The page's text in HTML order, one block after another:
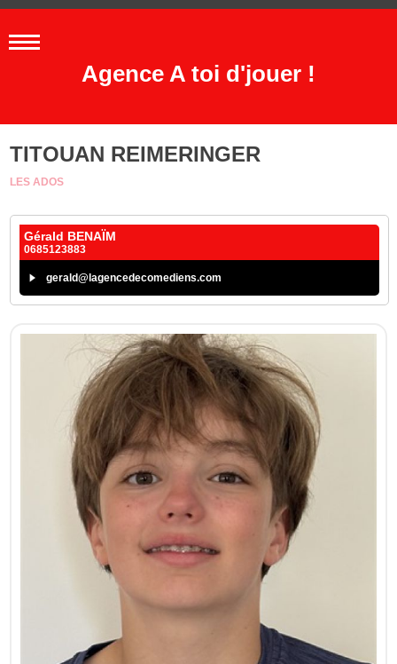
Agence A toi d'jouer !
TITOUAN REIMERINGER
LES ADOS
Gérald BENAÏM
0685123883
gerald@lagencedecomediens.com